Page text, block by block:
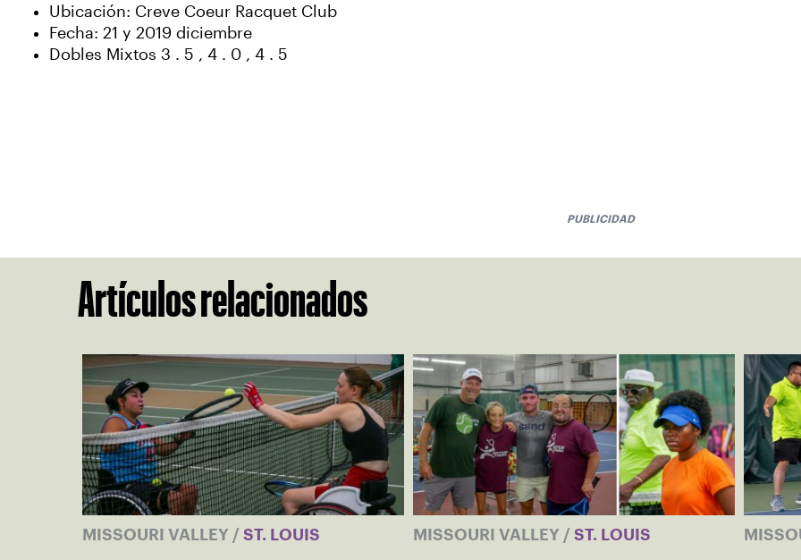
Ubicación: Creve Coeur Racquet Club
Fecha: 21 y 2019 diciembre
Dobles Mixtos 3 . 5 , 4 . 0 , 4 . 5
PUBLICIDAD
Artículos relacionados
MISSOURI VALLEY / ST. LOUIS MISSOURI VALLEY / ST. LOUIS